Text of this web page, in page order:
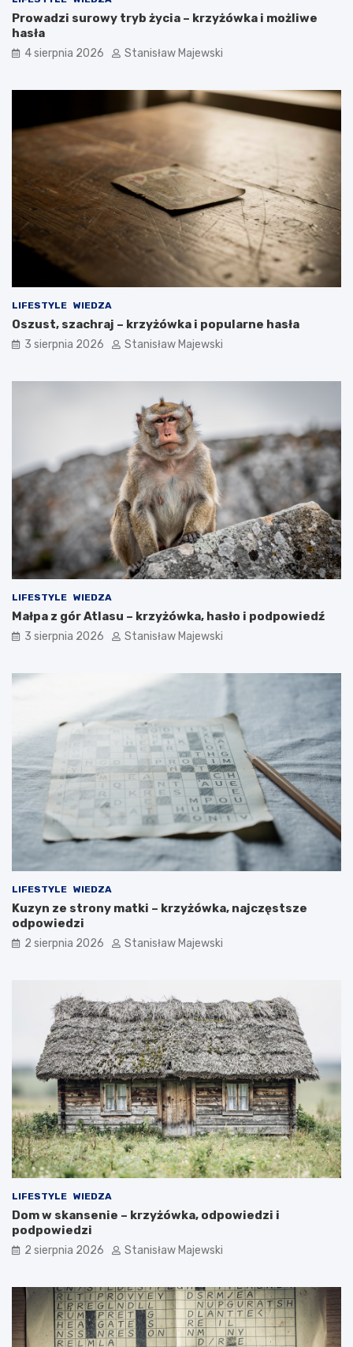
Prowadzi surowy tryb życia – krzyżówka i możliwe
hasła
4 sierpnia 2026 Stanisław Majewski
LIFESTYLE WIEDZA
Oszust, szachraj – krzyżówka i popularne hasła
3 sierpnia 2026 Stanisław Majewski
LIFESTYLE WIEDZA
Małpa z gór Atlasu – krzyżówka, hasło i podpowiedź
3 sierpnia 2026 Stanisław Majewski
LIFESTYLE WIEDZA
Kuzyn ze strony matki – krzyżówka, najczęstsze
odpowiedzi
2 sierpnia 2026 Stanisław Majewski
LIFESTYLE WIEDZA
Dom w skansenie – krzyżówka, odpowiedzi i
podpowiedzi
2 sierpnia 2026 Stanisław Majewski